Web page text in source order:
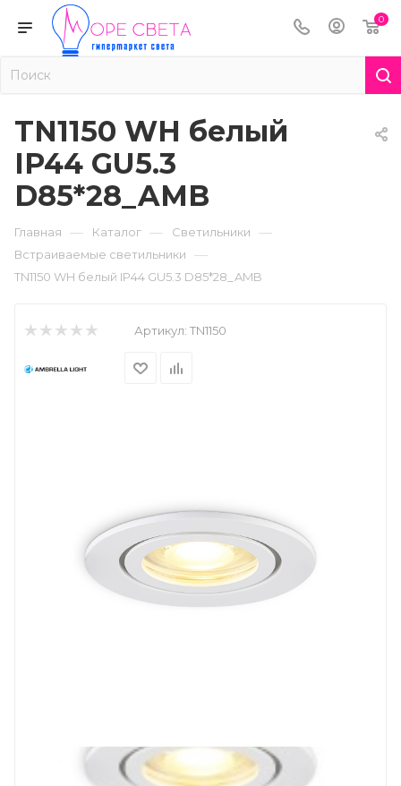
0
TN1150 WH белый
IP44 GU5.3
D85*28_AMB
Главная — Каталог — Светильники —
Встраиваемые светильники —
TN1150 WH белый IP44 GU5.3 D85*28_AMB
Артикул: TN1150